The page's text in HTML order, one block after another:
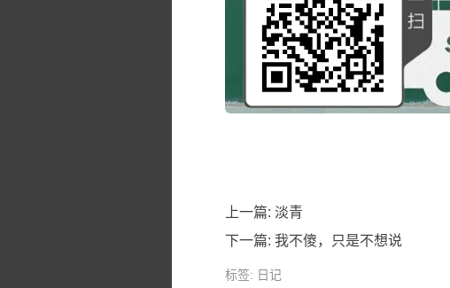
上一篇: 淡青
下一篇: 我不傻，只是不想说
标签: 日记